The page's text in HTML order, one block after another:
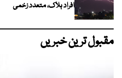
افراد ہلاک، متعدد زخمی
مقبول ترین خبریں